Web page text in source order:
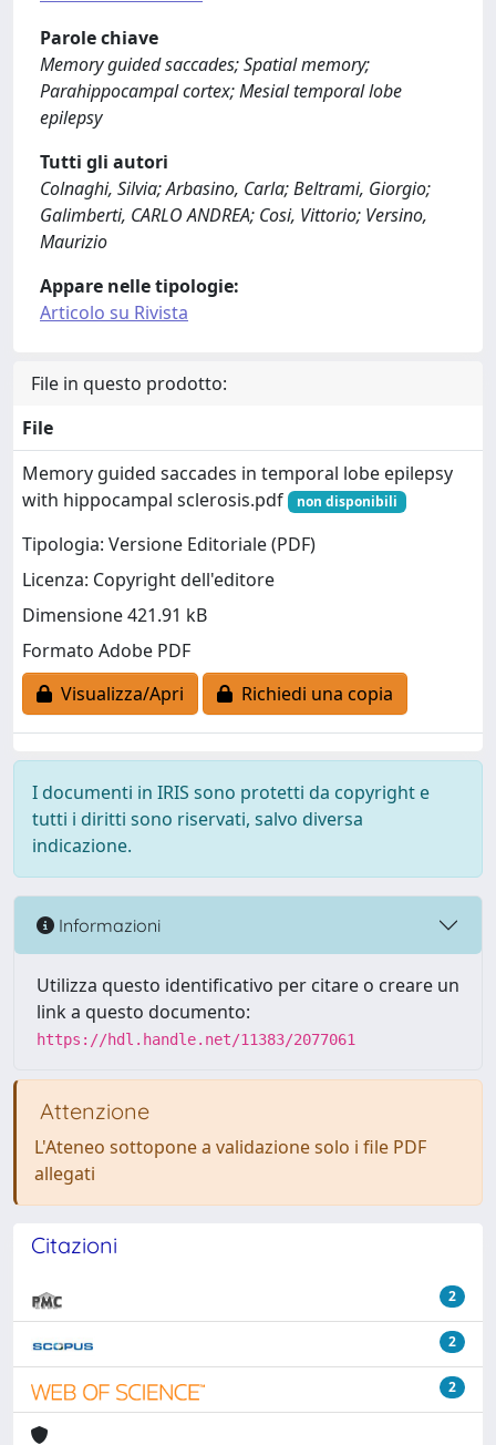
Parole chiave
Memory guided saccades; Spatial memory;
Parahippocampal cortex; Mesial temporal lobe
epilepsy
Tutti gli autori
Colnaghi, Silvia; Arbasino, Carla; Beltrami, Giorgio;
Galimberti, CARLO ANDREA; Cosi, Vittorio; Versino,
Maurizio
Appare nelle tipologie:
Articolo su Rivista
File in questo prodotto:
File
Memory guided saccades in temporal lobe epilepsy
with hippocampal sclerosis.pdf
non disponibili
Tipologia: Versione Editoriale (PDF)
Licenza: Copyright dell'editore
Dimensione 421.91 kB
Formato Adobe PDF
Visualizza/Apri
Richiedi una copia
I documenti in IRIS sono protetti da copyright e
tutti i diritti sono riservati, salvo diversa
indicazione.
Informazioni
Utilizza questo identificativo per citare o creare un
link a questo documento:
https://hdl.handle.net/11383/2077061
Attenzione
L'Ateneo sottopone a validazione solo i file PDF
allegati
Citazioni
2
2
2